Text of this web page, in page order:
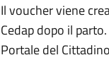
Il voucher viene
Cedap dopo il
Portale del